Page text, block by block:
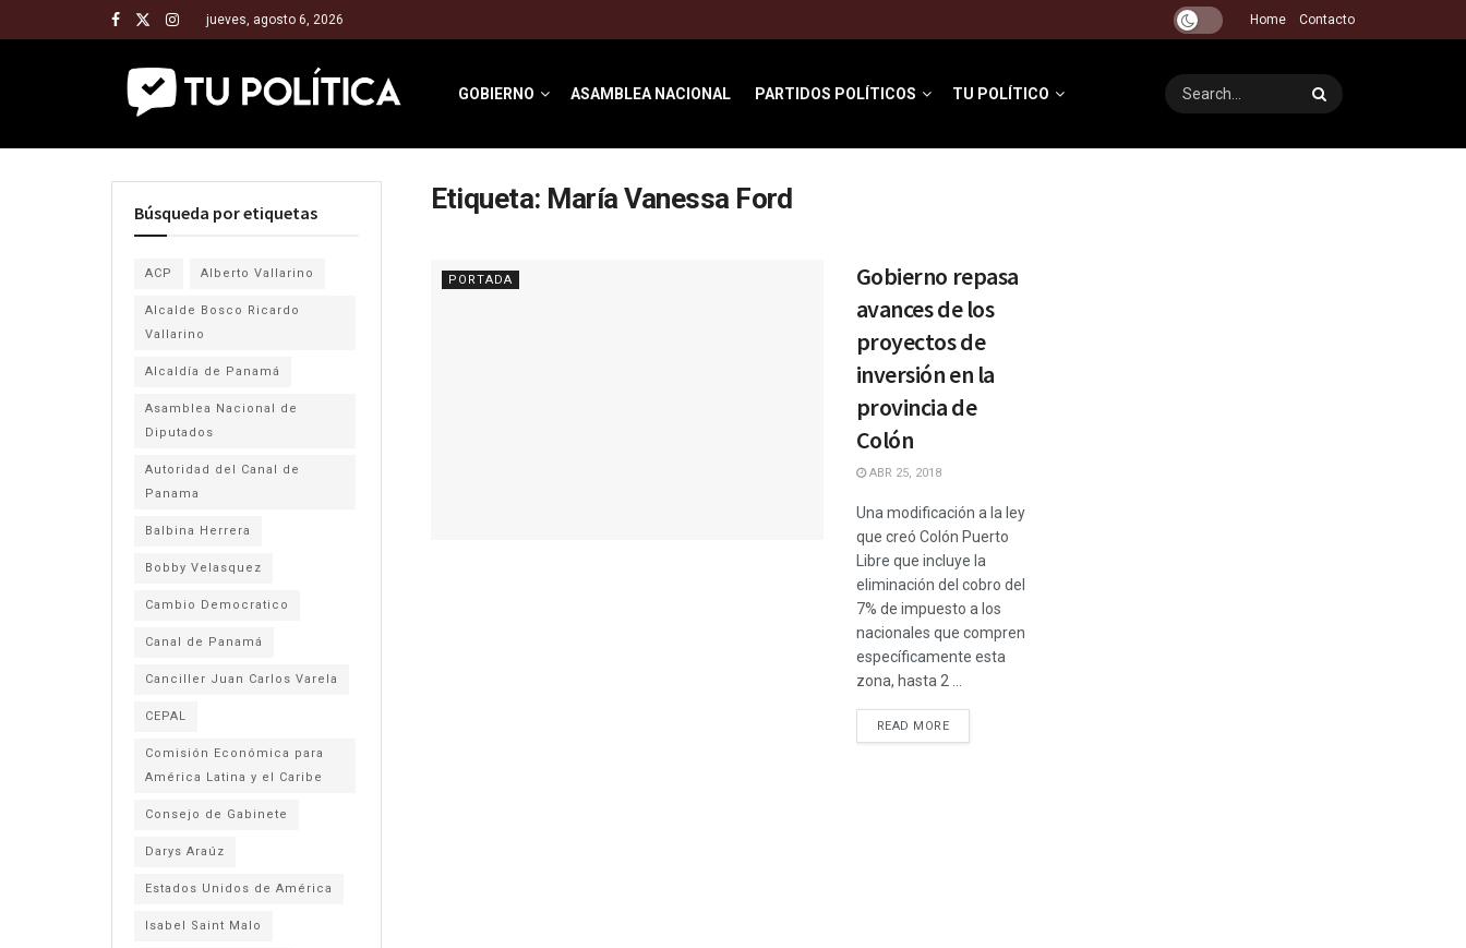
jueves, agosto 6, 2026 Home Contacto
GOBIERNO ASAMBLEA NACIONAL PARTIDOS POLÍTICOS TU POLÍTICO
Etiqueta: María Vanessa Ford
PORTADA
Gobierno repasa
avances de los
proyectos de
inversión en la
provincia de
Colón
ABR 25, 2018
Una modificación a la ley
que creó Colón Puerto
Libre que incluye la
eliminación del cobro del
7% de impuesto a los
nacionales que compren
específicamente esta
zona, hasta 2 ...
READ MORE
Búsqueda por etiquetas
ACP Alberto Vallarino
Alcalde Bosco Ricardo
Vallarino
Alcaldía de Panamá
Asamblea Nacional de
Diputados
Autoridad del Canal de
Panama
Balbina Herrera
Bobby Velasquez
Cambio Democratico
Canal de Panamá
Canciller Juan Carlos Varela
CEPAL
Comisión Económica para
América Latina y el Caribe
Consejo de Gabinete
Darys Araúz
Estados Unidos de América
Isabel Saint Malo